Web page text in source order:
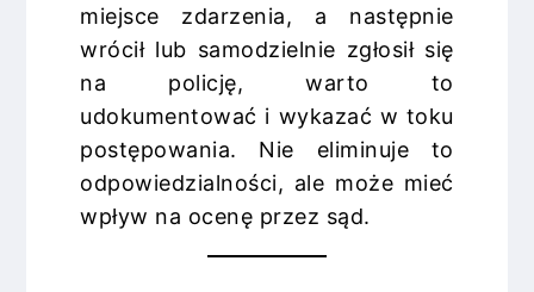
miejsce zdarzenia, a następnie
wrócił lub samodzielnie zgłosił się
na policję, warto to
udokumentować i wykazać w toku
postępowania. Nie eliminuje to
odpowiedzialności, ale może mieć
wpływ na ocenę przez sąd.